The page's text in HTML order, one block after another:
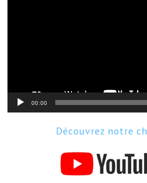
00:00
Découvrez notre